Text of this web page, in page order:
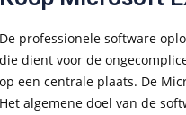
De professionele software
die dient voor de
op een centrale plaats. De
Het algemene doel van de